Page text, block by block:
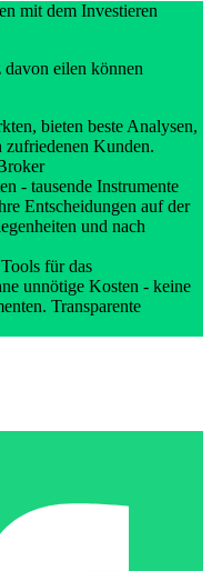
mit dem Investieren
eilen können
bieten beste Analysen,
zufriedenen Kunden.
- tausende Instrumente
Entscheidungen auf der
und nach
für das
unnötige Kosten - keine
Transparente